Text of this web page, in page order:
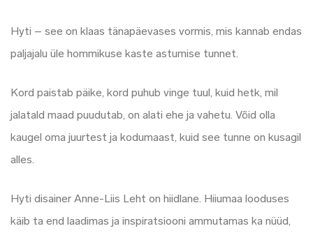
Hyti – see on klaas tänapäevases vormis, mis kannab endas
paljajalu üle hommikuse kaste astumise tunnet.
Kord paistab päike, kord puhub vinge tuul, kuid hetk, mil
jalatald maad puudutab, on alati ehe ja vahetu. Võid olla
kaugel oma juurtest ja kodumaast, kuid see tunne on kusagil
alles.
Hyti disainer Anne-Liis Leht on hiidlane. Hiiumaa looduses
käib ta end laadimas ja inspiratsiooni ammutamas ka nüüd,